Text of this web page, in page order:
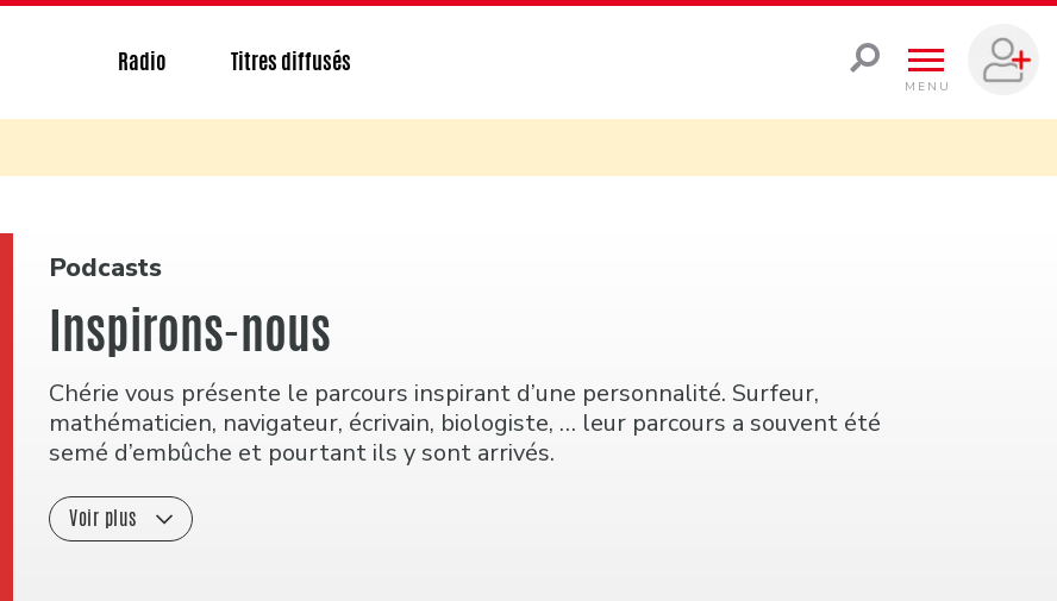
Radio Titres diffusés
MENU
Podcasts
Inspirons-nous
Chérie vous présente le parcours inspirant d’une personnalité. Surfeur,
mathématicien, navigateur, écrivain, biologiste, … leur parcours a souvent été
semé d’embûche et pourtant ils y sont arrivés.
Voir plus